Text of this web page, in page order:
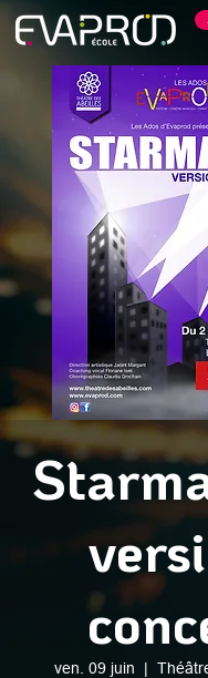
ven. 09 juin
  |